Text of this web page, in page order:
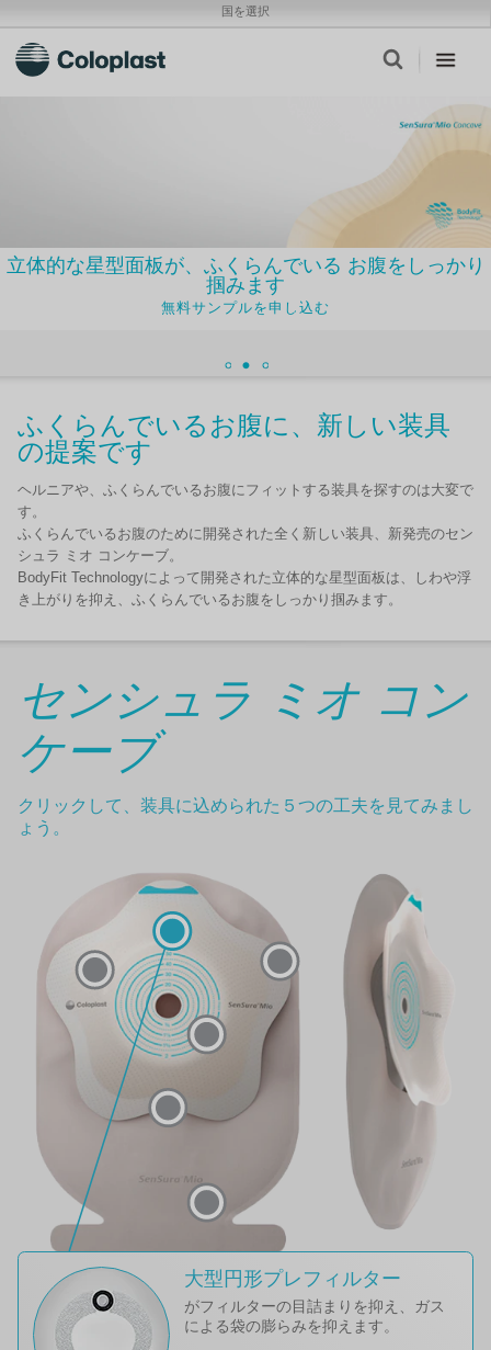
国を選択
立体的な星型面板が、ふくらんでいる お腹をしっかり
掴みます
無料サンプルを申し込む
ふくらんでいるお腹に、新しい装具
の提案です
ヘルニアや、ふくらんでいるお腹にフィットする装具を探すのは大変で
す。
ふくらんでいるお腹のために開発された全く新しい装具、新発売のセン
シュラ ミオ コンケーブ。
BodyFit Technologyによって開発された立体的な星型面板は、しわや浮
き上がりを抑え、ふくらんでいるお腹をしっかり掴みます。
センシュラ ミオ コン
ケーブ
クリックして、装具に込められた５つの工夫を見てみまし
ょう。
大型円形プレフィルター
がフィルターの目詰まりを抑え、ガス
による袋の膨らみを抑えます。